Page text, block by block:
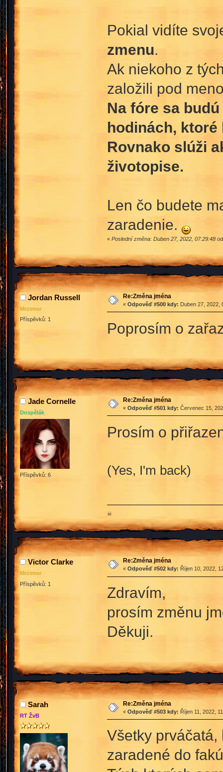
Pokial vidíte
zmenu.
Ak niekoho z
založili pod
Na fóre sa
hodinách, ktoré
Rovnako slúži
životopise.
Len čo budete
zaradenie.
« Poslední změna: Duben 27, 2022, 07:29:48
Jordan Russell
Mrzimor
Příspěvků: 1
Re:Změna jména
« Odpověď #500 kdy: Duben 27, 2022,
Poprosím o
Jade Cornelle
Dospělák
Příspěvků: 6
Re:Změna jména
« Odpověď #501 kdy: Červenec 15,
Prosím o
(Yes, I'm back)
☠
Victor Clarke
Mrzimor
Příspěvků: 1
Re:Změna jména
« Odpověď #502 kdy: Říjen 10, 2022,
Zdravím,
prosím změnu
Děkuji.
Sarah
RT ŽvB
Re:Změna jména
« Odpověď #503 kdy: Říjen 11, 2022,
Všetky
zaradené do